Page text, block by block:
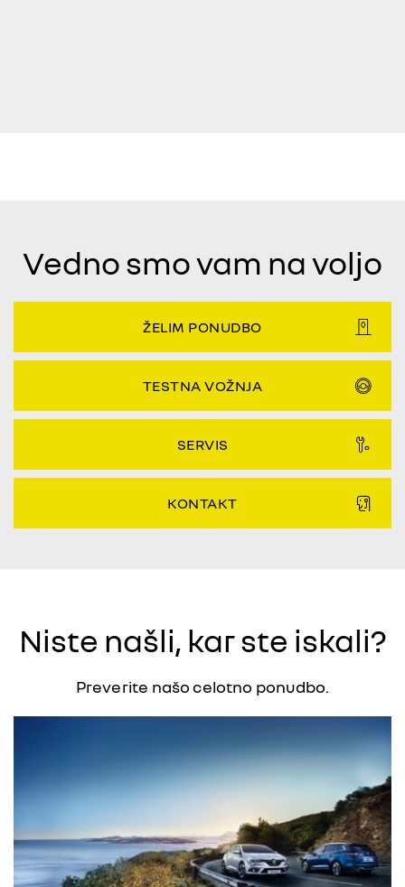
Vedno smo vam na voljo
ŽELIM PONUDBO
TESTNA VOŽNJA
SERVIS
KONTAKT
Niste našli, kar ste iskali?
Preverite našo celotno ponudbo.